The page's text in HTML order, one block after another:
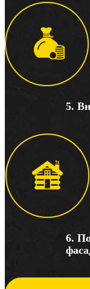
5.
6.